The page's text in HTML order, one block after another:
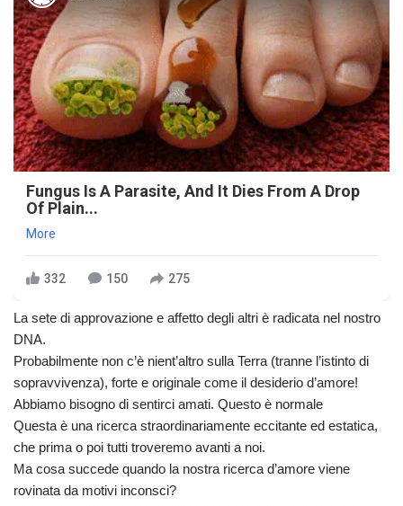
Fungus Is A Parasite, And It Dies From A Drop
Of Plain...
More
332 150 275
La sete di approvazione e affetto degli altri è radicata nel nostro
DNA.
Probabilmente non c’è nient’altro sulla Terra (tranne l’istinto di
sopravvivenza), forte e originale come il desiderio d’amore!
Abbiamo bisogno di sentirci amati. Questo è normale
Questa è una ricerca straordinariamente eccitante ed estatica,
che prima o poi tutti troveremo avanti a noi.
Ma cosa succede quando la nostra ricerca d’amore viene
rovinata da motivi inconsci?